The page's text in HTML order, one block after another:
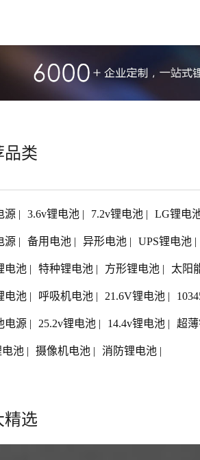
品类
源 | 3.6v锂电池 | 7.2v锂电池 | LG锂电
源 | 备用电池 | 异形电池 | UPS锂电池 |
电池 | 特种锂电池 | 方形锂电池 | 太阳
电池 | 呼吸机电池 | 21.6V锂电池 |
电源 | 25.2v锂电池 | 14.4v锂电池 | 超
电池 | 摄像机电池 | 消防锂电池 |
精选